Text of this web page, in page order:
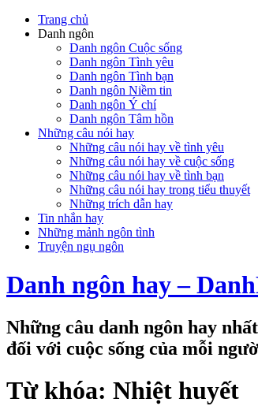
Trang chủ
Danh ngôn
Danh ngôn Cuộc sống
Danh ngôn Tình yêu
Danh ngôn Tình bạn
Danh ngôn Niềm tin
Danh ngôn Ý chí
Danh ngôn Tâm hồn
Những câu nói hay
Những câu nói hay về tình yêu
Những câu nói hay về cuộc sống
Những câu nói hay về tình bạn
Những câu nói hay trong tiểu thuyết
Những trích dẫn hay
Tin nhắn hay
Những mảnh ngôn tình
Truyện ngụ ngôn
Danh ngôn hay –
Những câu danh ngôn hay
đối với cuộc sống của mỗi
Từ khóa: Nhiệt huyết